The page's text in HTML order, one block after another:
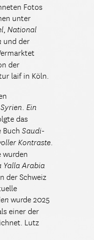
Fotos
unter
, National
und der
der
laif in Köln.
Syrien. Ein
das
Buch Saudi-
Kontraste.
wurden
Yalla Arabia
der Schweiz
wurde 2025
einer der
Lutz